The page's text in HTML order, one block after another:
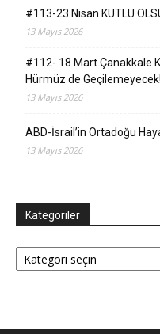
#113-23 Nisan KUTLU
13 Mayıs 2026
#112- 18 Mart Çanakkale
Hürmüz de Geçilemeyecek!
13 Mayıs 2026
ABD-İsrail’in Ortadoğu
13 Mayıs 2026
Kategoriler
Kategoriler